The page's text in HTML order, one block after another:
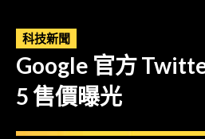
科技新聞
Google 官方
5 售價曝光